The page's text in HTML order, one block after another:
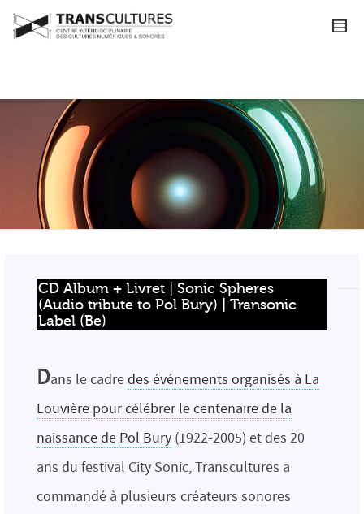
CD Album + Livret | Sonic Spheres
(Audio tribute to Pol Bury) | Transonic
Label (Be)
Dans le cadredes événements organisés à La
Louvière pour célébrer le centenaire de la
naissance de Pol Bury (1922-2005) et des 20
ans du festival City Sonic, Transcultures a
commandé à plusieurs créateurs sonores